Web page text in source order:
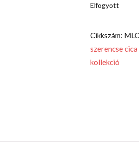
Elfogyott
Cikkszám:
szerencse cica
kollekció